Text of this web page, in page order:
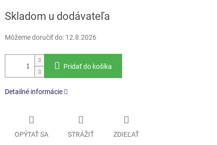
cena:
Skladom u dodávateľa
Môžeme doručiť do: 12.8.2026
Pridať do košíka
Detailné informácie
OPÝTAŤ SA STRÁŽIŤ ZDIEĽAŤ